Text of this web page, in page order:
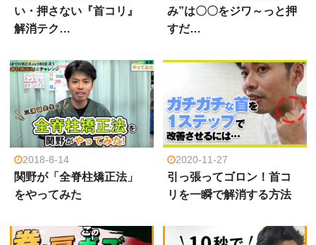
い・押さない『首コリ』
解消テク…
み”は〇〇をジワ～っと押
すだ…
2018-8-14
関野が「全脊柱矯正法」
をやってみた
2020-11-27
引っ張ってゴロン！首コ
リを一瞬で解消する方法